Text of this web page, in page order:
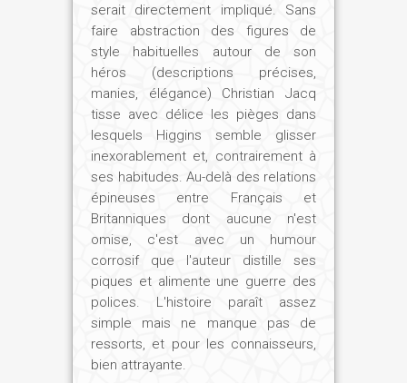
serait directement impliqué. Sans
faire abstraction des figures de
style habituelles autour de son
héros (descriptions précises,
manies, élégance) Christian Jacq
tisse avec délice les pièges dans
lesquels Higgins semble glisser
inexorablement et, contrairement à
ses habitudes. Au-delà des relations
épineuses entre Français et
Britanniques dont aucune n'est
omise, c'est avec un humour
corrosif que l'auteur distille ses
piques et alimente une guerre des
polices. L'histoire paraît assez
simple mais ne manque pas de
ressorts, et pour les connaisseurs,
bien attrayante.